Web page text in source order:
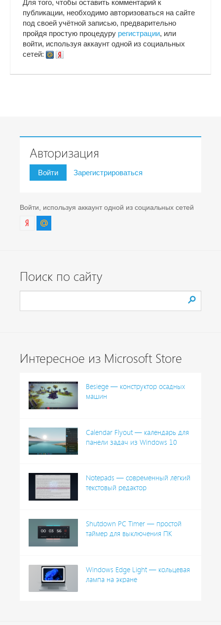
Для того, чтобы оставить комментарий к
публикации, необходимо авторизоваться на сайте
под своей учётной записью, предварительно
пройдя простую процедуру регистрации, или
войти, используя аккаунт одной из социальных
сетей:
Авторизация
Войти Зарегистрироваться
Войти, используя аккаунт одной из социальных сетей
Поиск по сайту
Интересное из Microsoft Store
Besiege — конструктор осадных
машин
Calendar Flyout — календарь для
панели задач из Windows 10
Notepads — современный лёгкий
текстовый редактор
Shutdown PC Timer — простой
таймер для выключения ПК
Windows Edge Light — кольцевая
лампа на экране